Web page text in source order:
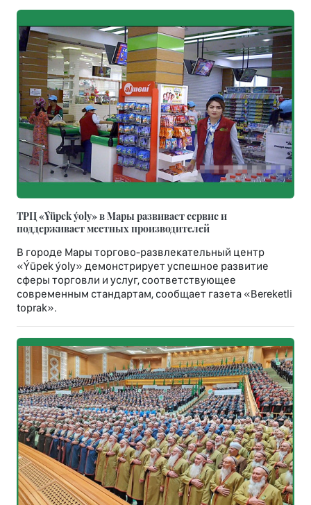
ТРЦ «Ýüpek ýoly» в Мары развивает сервис и
поддерживает местных производителей
В городе Мары торгово-развлекательный центр
«Ýüpek ýoly» демонстрирует успешное развитие
сферы торговли и услуг, соответствующее
современным стандартам, сообщает газета «Bereketli
toprak».